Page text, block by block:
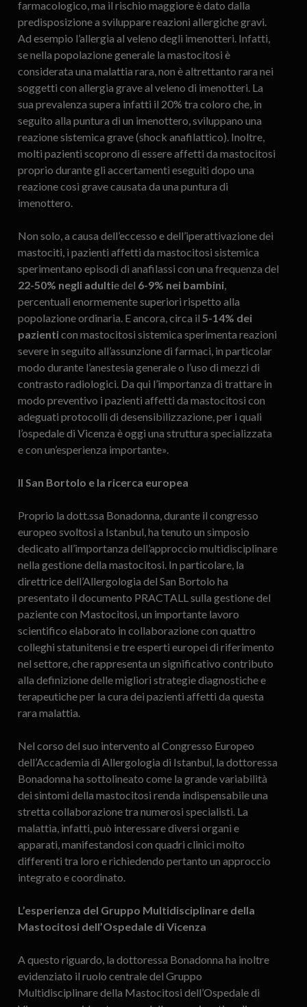
farmacologico, ma il rischio maggiore è dato dalla
predisposizione a sviluppare reazioni allergiche gravi.
Ad esempio l’allergia al veleno degli imenotteri. Infatti,
se nella popolazione generale la mastocitosi è
considerata una malattia rara, non è altrettanto rara nei
soggetti con allergia grave al veleno di imenotteri. La
sua prevalenza supera infatti il 20% tra coloro che, in
seguito alla puntura di un imenottero, sviluppano una
reazione sistemica grave (shock anafilattico). Inoltre,
molti pazienti scoprono di essere affetti da mastocitosi
proprio durante gli accertamenti eseguiti dopo una
reazione così grave causata da una puntura di
imenottero.
Non solo, a causa dell’eccesso e dell’iperattivazione dei
mastociti, i pazienti affetti da mastocitosi sistemica
sperimentano episodi di anafilassi con una frequenza del
22-50% negli adultie del 6-9% nei bambini,
percentuali enormemente superiori rispetto alla
popolazione ordinaria. E ancora, circa il 5-14% dei
pazienticon mastocitosi sistemica sperimenta reazioni
severe in seguito all’assunzione di farmaci, in particolar
modo durante l’anestesia generale o l’uso di mezzi di
contrasto radiologici. Da qui l’importanza di trattare in
modo preventivo i pazienti affetti da mastocitosi con
adeguati protocolli di desensibilizzazione, per i quali
l’ospedale di Vicenza è oggi una struttura specializzata
e con un’esperienza importante».
Il San Bortolo e la ricerca europea
Proprio la dott.ssa Bonadonna, durante il congresso
europeo svoltosi a Istanbul, ha tenuto un simposio
dedicato all’importanza dell’approccio multidisciplinare
nella gestione della mastocitosi. In particolare, la
direttrice dell’Allergologia del San Bortolo ha
presentato il documento PRACTALL sulla gestione del
paziente con Mastocitosi, un importante lavoro
scientifico elaborato in collaborazione con quattro
colleghi statunitensi e tre esperti europei di riferimento
nel settore, che rappresenta un significativo contributo
alla definizione delle migliori strategie diagnostiche e
terapeutiche per la cura dei pazienti affetti da questa
rara malattia.
Nel corso del suo intervento al Congresso Europeo
dell’Accademia di Allergologia di Istanbul, la dottoressa
Bonadonna ha sottolineato come la grande variabilità
dei sintomi della mastocitosi renda indispensabile una
stretta collaborazione tra numerosi specialisti. La
malattia, infatti, può interessare diversi organi e
apparati, manifestandosi con quadri clinici molto
differenti tra loro e richiedendo pertanto un approccio
integrato e coordinato.
L’esperienza del Gruppo Multidisciplinare della
Mastocitosi dell’Ospedale di Vicenza
A questo riguardo, la dottoressa Bonadonna ha inoltre
evidenziato il ruolo centrale del Gruppo
Multidisciplinare della Mastocitosi dell’Ospedale di